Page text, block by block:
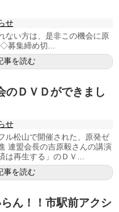
せ
な い 方 は 、 是 非 この機会 に原
◇募集締め切...
事を読む
のＤＶＤができまし
せ
ル松山で開催された、原発ゼ
連盟会長の吉原毅さんの講演
は再生する」のＤＶ...
事を読む
ん！！市駅前アクシ